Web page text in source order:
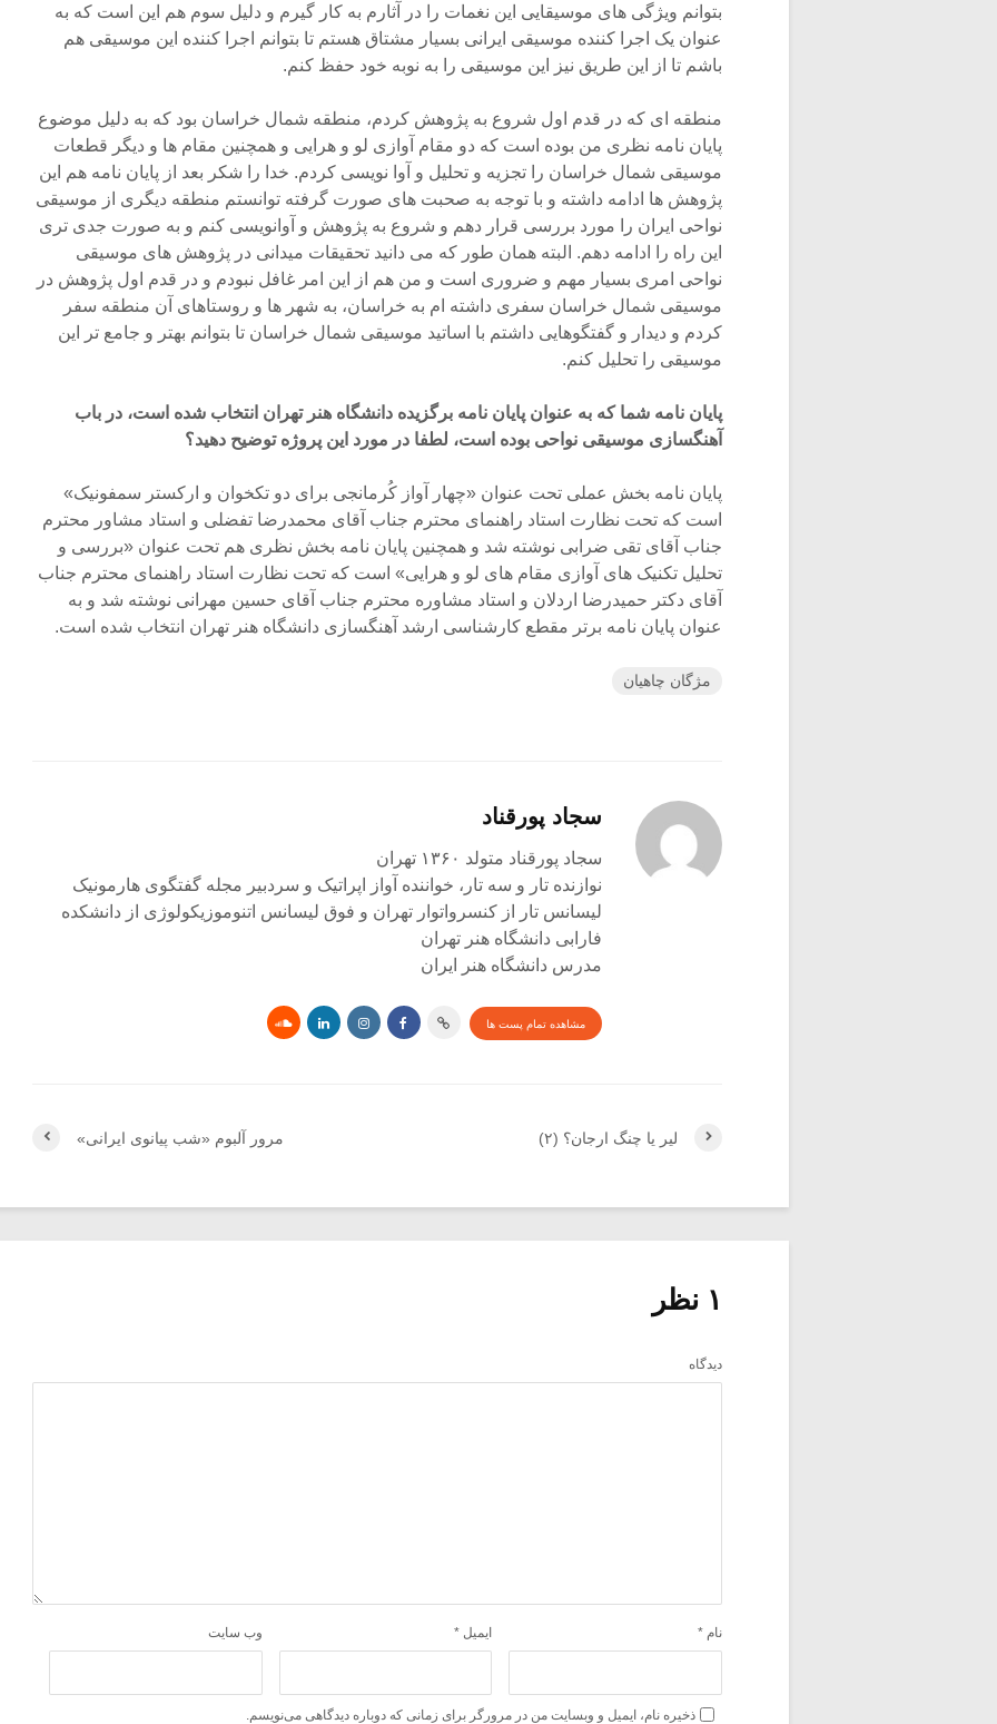
بتوانم ویژگی های موسیقایی این نغمات را در آثارم به کار گیرم و دلیل سوم هم این است که به
عنوان یک اجرا کننده موسیقی ایرانی بسیار مشتاق هستم تا بتوانم اجرا کننده این موسیقی هم
باشم تا از این طریق نیز این موسیقی را به نوبه خود حفظ کنم.
منطقه ای که در قدم اول شروع به پژوهش کردم، منطقه شمال خراسان بود که به دلیل موضوع
پایان نامه نظری من بوده است که دو مقام آوازی لو و هرایی و همچنین مقام ها و دیگر قطعات
موسیقی شمال خراسان را تجزیه و تحلیل و آوا نویسی کردم. خدا را شکر بعد از پایان نامه هم این
پژوهش ها ادامه داشته و با توجه به صحبت های صورت گرفته توانستم منطقه دیگری از موسیقی
نواحی ایران را مورد بررسی قرار دهم و شروع به پژوهش و آوانویسی کنم و به صورت جدی تری
این راه را ادامه دهم. البته همان طور که می دانید تحقیقات میدانی در پژوهش های موسیقی
نواحی امری بسیار مهم و ضروری است و من هم از این امر غافل نبودم و در قدم اول پژوهش در
موسیقی شمال خراسان سفری داشته ام به خراسان، به شهر ها و روستاهای آن منطقه سفر
کردم و دیدار و گفتگوهایی داشتم با اساتید موسیقی شمال خراسان تا بتوانم بهتر و جامع تر این
موسیقی را تحلیل کنم.
پایان نامه شما که به عنوان پایان نامه برگزیده دانشگاه هنر تهران انتخاب شده است، در باب
آهنگسازی موسیقی نواحی بوده است، لطفا در مورد این پروژه توضیح دهید؟
پایان نامه بخش عملی تحت عنوان «چهار آواز کُرمانجی برای دو تکخوان و ارکستر سمفونیک»
است که تحت نظارت استاد راهنمای محترم جناب آقای محمدرضا تفضلی و استاد مشاور محترم
جناب آقای تقی ضرابی نوشته شد و همچنین پایان نامه بخش نظری هم تحت عنوان «بررسی و
تحلیل تکنیک های آوازی مقام های لو و هرایی» است که تحت نظارت استاد راهنمای محترم جناب
آقای دکتر حمیدرضا اردلان و استاد مشاوره محترم جناب آقای حسین مهرانی نوشته شد و به
عنوان پایان نامه برتر مقطع کارشناسی ارشد آهنگسازی دانشگاه هنر تهران انتخاب شده است.
مژگان چاهیان
سجاد پورقناد
سجاد پورقناد متولد ۱۳۶۰ تهران
نوازنده تار و سه تار، خواننده آواز اپراتیک و سردبیر مجله گفتگوی هارمونیک
لیسانس تار از کنسرواتوار تهران و فوق لیسانس اتنوموزیکولوژی از دانشکده
فارابی دانشگاه هنر تهران
مدرس دانشگاه هنر ایران
مشاهده تمام پست ها
مرور آلبوم «شب پیانوی ایرانی» لیر یا چنگ ارجان؟ (۲)
۱ نظر
دیدگاه
نام * ایمیل * وب‌ سایت
ذخیره نام، ایمیل و وبسایت من در مرورگر برای زمانی که دوباره دیدگاهی می‌نویسم.